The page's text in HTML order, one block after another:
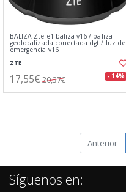
BALIZA Zte e1 baliza v16 / baliza
geolocalizada conectada dgt / luz de
emergencia v16
ZTE
17,55€ 20,37€ - 14%
Anterior
Síguenos en: